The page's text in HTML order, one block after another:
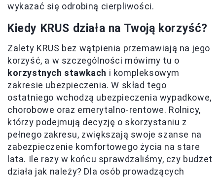
wykazać się odrobiną cierpliwości.
Kiedy KRUS działa na Twoją korzyść?
Zalety KRUS bez wątpienia przemawiają na jego
korzyść, a w szczególności mówimy tu o
korzystnych stawkach i kompleksowym
zakresie ubezpieczenia. W skład tego
ostatniego wchodzą ubezpieczenia wypadkowe,
chorobowe oraz emerytalno-rentowe. Rolnicy,
którzy podejmują decyzję o skorzystaniu z
pełnego zakresu, zwiększają swoje szanse na
zabezpieczenie komfortowego życia na stare
lata. Ile razy w końcu sprawdzaliśmy, czy budżet
działa jak należy? Dla osób prowadzących